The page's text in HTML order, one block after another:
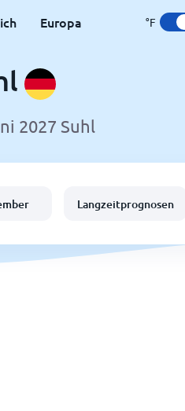
Europa °F
2027 Suhl
Langzeitprognosen